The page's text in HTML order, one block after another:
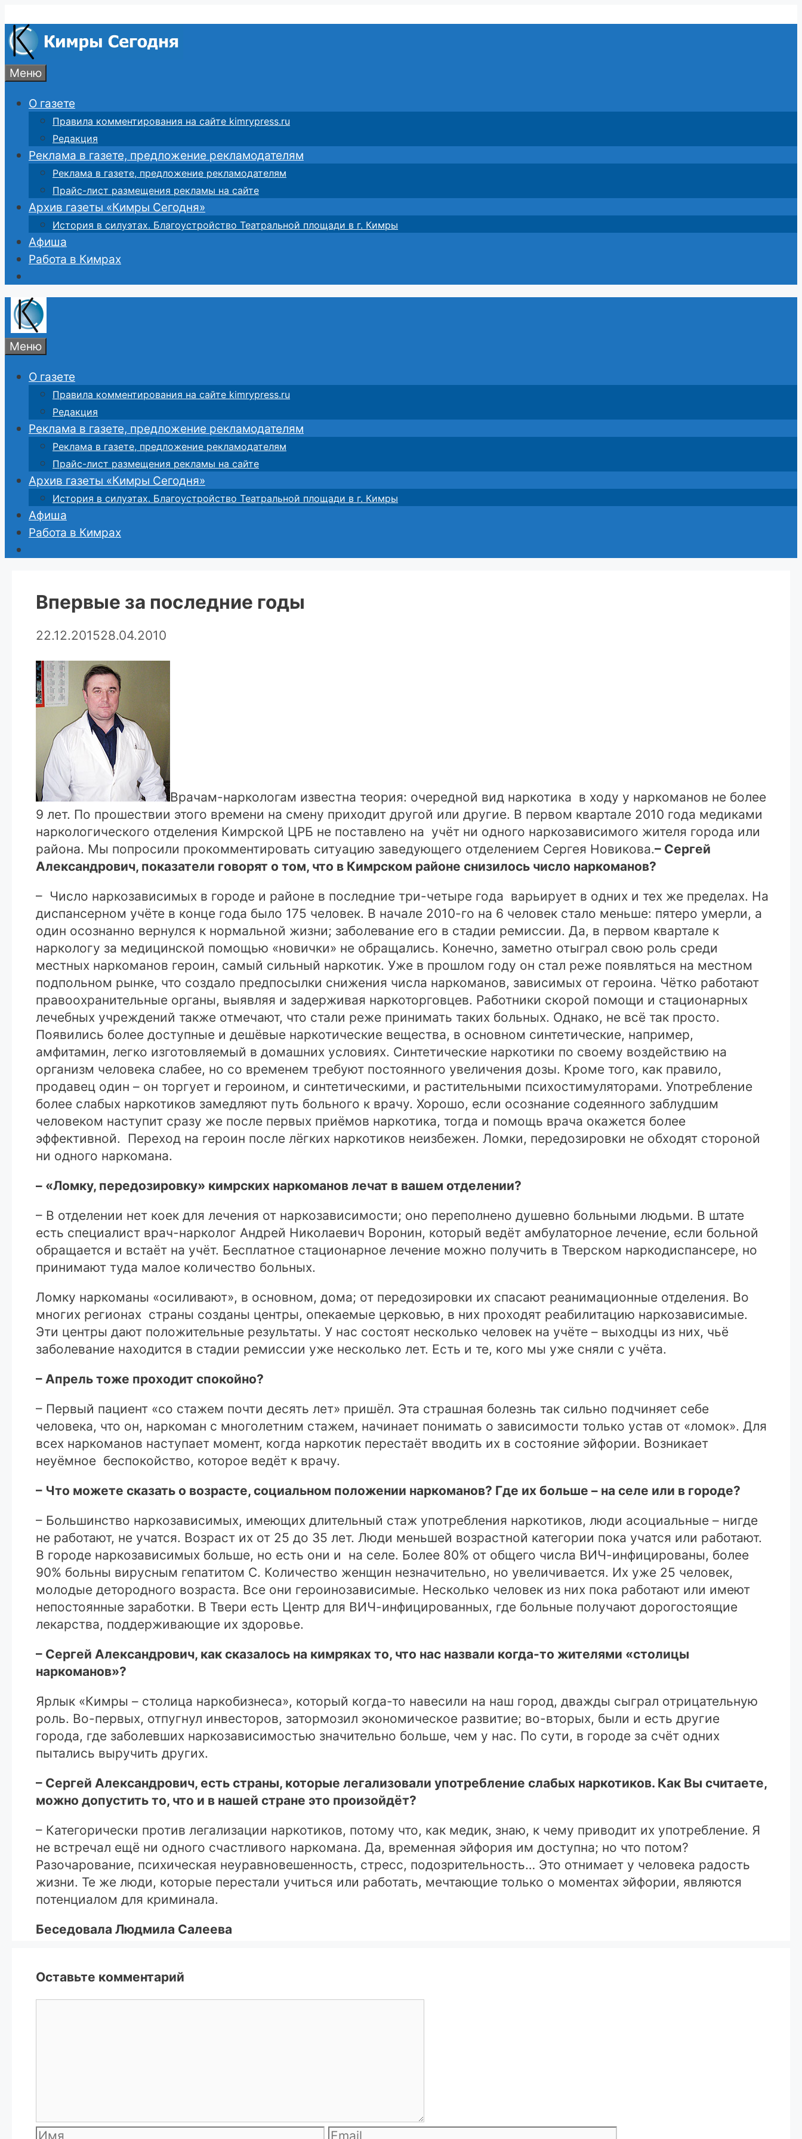
к
содержимому
Меню
О газете
Правила комментирования на сайте kimrypress.ru
Редакция
Реклама в газете, предложение рекламодателям
Реклама в газете, предложение рекламодателям
Прайс-лист размещения рекламы на сайте
Архив газеты «Кимры Сегодня»
История в силуэтах. Благоустройство Театральной площади в г. Кимры
Афиша
Работа в Кимрах
Меню
О газете
Правила комментирования на сайте kimrypress.ru
Редакция
Реклама в газете, предложение рекламодателям
Реклама в газете, предложение рекламодателям
Прайс-лист размещения рекламы на сайте
Архив газеты «Кимры Сегодня»
История в силуэтах. Благоустройство Театральной площади в г. Кимры
Афиша
Работа в Кимрах
Впервые за последние годы
22.12.201528.04.2010
Врачам-наркологам известна теория: очередной вид наркотика в ходу у наркоманов не более
9 лет. По прошествии этого времени на смену приходит другой или другие. В первом квартале 2010 года медиками
наркологического отделения Кимрской ЦРБ не поставлено на учёт ни одного наркозависимого жителя города или
района. Мы попросили прокомментировать ситуацию заведующего отделением Сергея Новикова.– Сергей
Александрович, показатели говорят о том, что в Кимрском районе снизилось число наркоманов?
– Число наркозависимых в городе и районе в последние три-четыре года варьирует в одних и тех же пределах. На
диспансерном учёте в конце года было 175 человек. В начале 2010-го на 6 человек стало меньше: пятеро умерли, а
один осознанно вернулся к нормальной жизни; заболевание его в стадии ремиссии. Да, в первом квартале к
наркологу за медицинской помощью «новички» не обращались. Конечно, заметно отыграл свою роль среди
местных наркоманов героин, самый сильный наркотик. Уже в прошлом году он стал реже появляться на местном
подпольном рынке, что создало предпосылки снижения числа наркоманов, зависимых от героина. Чётко работают
правоохранительные органы, выявляя и задерживая наркоторговцев. Работники скорой помощи и стационарных
лечебных учреждений также отмечают, что стали реже принимать таких больных. Однако, не всё так просто.
Появились более доступные и дешёвые наркотические вещества, в основном синтетические, например,
амфитамин, легко изготовляемый в домашних условиях. Синтетические наркотики по своему воздействию на
организм человека слабее, но со временем требуют постоянного увеличения дозы. Кроме того, как правило,
продавец один – он торгует и героином, и синтетическими, и растительными психостимуляторами. Употребление
более слабых наркотиков замедляют путь больного к врачу. Хорошо, если осознание содеянного заблудшим
человеком наступит сразу же после первых приёмов наркотика, тогда и помощь врача окажется более
эффективной. Переход на героин после лёгких наркотиков неизбежен. Ломки, передозировки не обходят стороной
ни одного наркомана.
– «Ломку, передозировку» кимрских наркоманов лечат в вашем отделении?
– В отделении нет коек для лечения от наркозависимости; оно переполнено душевно больными людьми. В штате
есть специалист врач-нарколог Андрей Николаевич Воронин, который ведёт амбулаторное лечение, если больной
обращается и встаёт на учёт. Бесплатное стационарное лечение можно получить в Тверском наркодиспансере, но
принимают туда малое количество больных.
Ломку наркоманы «осиливают», в основном, дома; от передозировки их спасают реанимационные отделения. Во
многих регионах страны созданы центры, опекаемые церковью, в них проходят реабилитацию наркозависимые.
Эти центры дают положительные результаты. У нас состоят несколько человек на учёте – выходцы из них, чьё
заболевание находится в стадии ремиссии уже несколько лет. Есть и те, кого мы уже сняли с учёта.
– Апрель тоже проходит спокойно?
– Первый пациент «со стажем почти десять лет» пришёл. Эта страшная болезнь так сильно подчиняет себе
человека, что он, наркоман с многолетним стажем, начинает понимать о зависимости только устав от «ломок». Для
всех наркоманов наступает момент, когда наркотик перестаёт вводить их в состояние эйфории. Возникает
неуёмное беспокойство, которое ведёт к врачу.
– Что можете сказать о возрасте, социальном положении наркоманов? Где их больше – на селе или в городе?
– Большинство наркозависимых, имеющих длительный стаж употребления наркотиков, люди асоциальные – нигде
не работают, не учатся. Возраст их от 25 до 35 лет. Люди меньшей возрастной категории пока учатся или работают.
В городе наркозависимых больше, но есть они и на селе. Более 80% от общего числа ВИЧ-инфицированы, более
90% больны вирусным гепатитом С. Количество женщин незначительно, но увеличивается. Их уже 25 человек,
молодые детородного возраста. Все они героинозависимые. Несколько человек из них пока работают или имеют
непостоянные заработки. В Твери есть Центр для ВИЧ-инфицированных, где больные получают дорогостоящие
лекарства, поддерживающие их здоровье.
– Сергей Александрович, как сказалось на кимряках то, что нас назвали когда-то жителями «столицы
наркоманов»?
Ярлык «Кимры – столица наркобизнеса», который когда-то навесили на наш город, дважды сыграл отрицательную
роль. Во-первых, отпугнул инвесторов, затормозил экономическое развитие; во-вторых, были и есть другие
города, где заболевших наркозависимостью значительно больше, чем у нас. По сути, в городе за счёт одних
пытались выручить других.
– Сергей Александрович, есть страны, которые легализовали употребление слабых наркотиков. Как Вы считаете,
можно допустить то, что и в нашей стране это произойдёт?
– Категорически против легализации наркотиков, потому что, как медик, знаю, к чему приводит их употребление. Я
не встречал ещё ни одного счастливого наркомана. Да, временная эйфория им доступна; но что потом?
Разочарование, психическая неуравновешенность, стресс, подозрительность… Это отнимает у человека радость
жизни. Те же люди, которые перестали учиться или работать, мечтающие только о моментах эйфории, являются
потенциалом для криминала.
Беседовала Людмила Салеева
Оставьте комментарий
Имя Email